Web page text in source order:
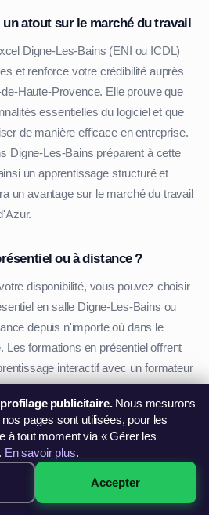
atout sur le marché du travail
Digne-Les-Bains (ENI ou ICDL)
et renforce votre crédibilité auprès
Haute-Provence. Elle prouve que
essentielles du logiciel et que
de manière efficace en entreprise.
Digne-Les-Bains préparent à cette
un apprentissage structuré et
un avantage sur le marché du travail
ou à distance ?
disponibilité, vous pouvez choisir
en salle Digne-Les-Bains ou
depuis n'importe où dans le
Les formations en présentiel offrent
interactif avec un formateur
adaptées aux professionnels de
bénéficier d'un accompagnement sur
en ligne Provence-Alpes-Côte
à son rythme, où que l'on soit dans le
C'est une option idéale pour les
les sessions →
publicitaire.Nous mesurons
pages sont utilisées, pour les
à tout moment via « Gérer les
En savoir plus.
Accepter